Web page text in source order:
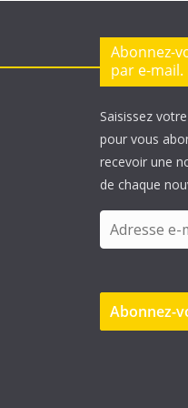
Abonnez-
par e-mail.
Saisissez
pour vous
recevoir une
de chaque
d
e
s
Abonnez-